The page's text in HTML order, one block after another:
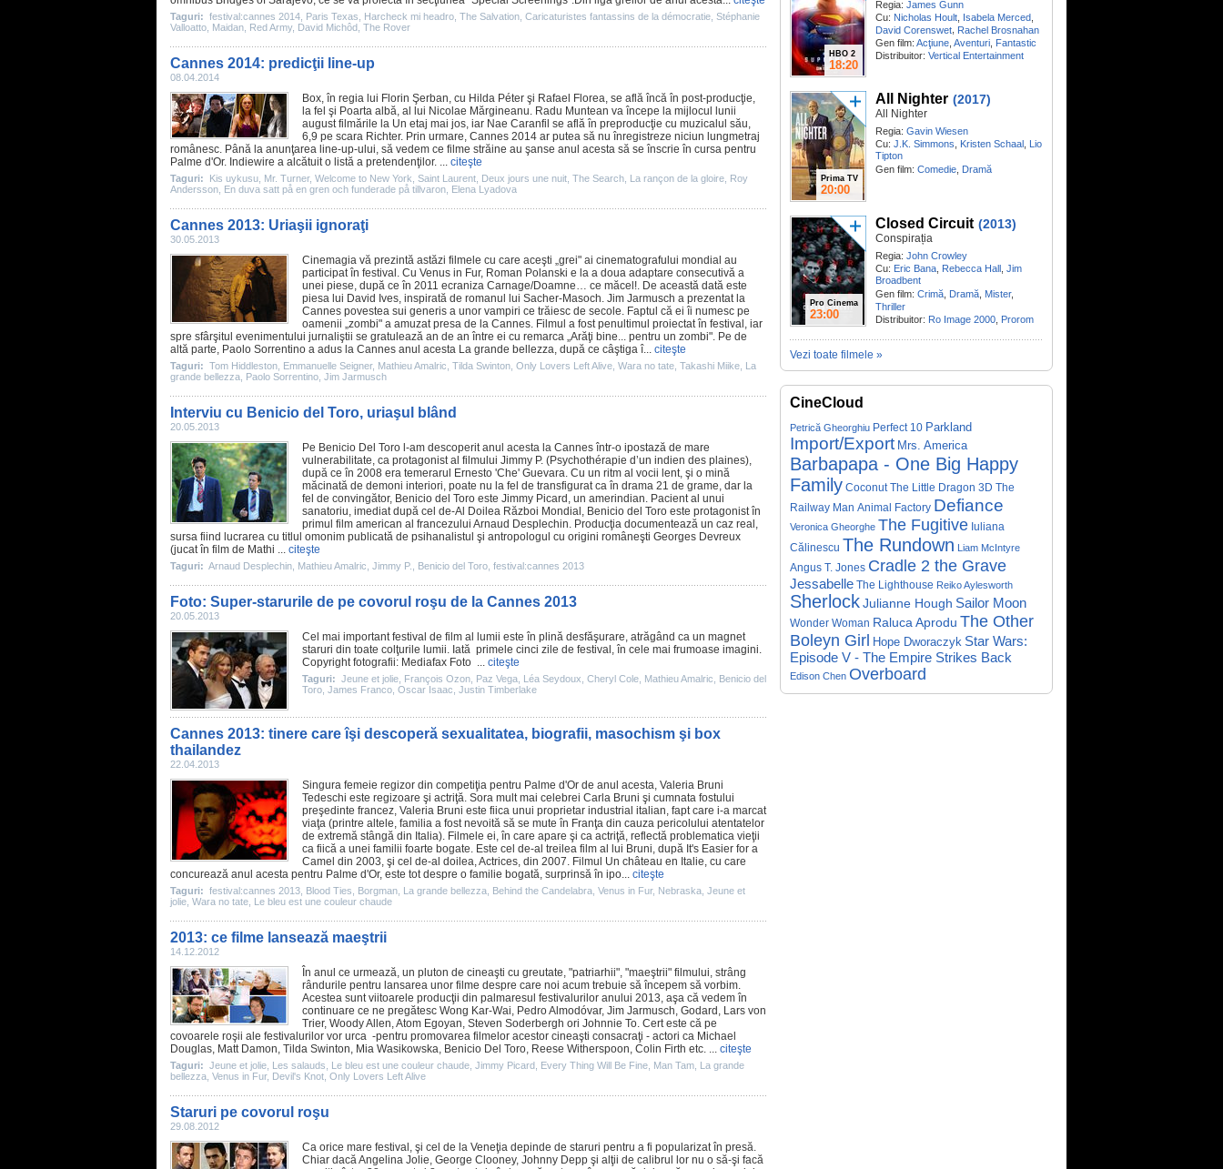
Taguri: festival:cannes 2014 Paris Texas Harcheck mi headro The Salvation Caricaturistes fantassins de la démocratie Stéphanie
Valloatto Maidan Red Army, David Michôd The Rover
Cannes 2014: predicţii line-up
08.04.2014
Box, în regia lui Florin Şerban, cu Hilda Péter şi Rafael Florea, se află încă în post-producţie,
la fel şi Poarta albă, al lui Nicolae Mărgineanu. Radu Muntean va începe la mijlocul lunii
august filmările la Un etaj mai jos, iar Nae Caranfil se află în preproducţie cu muzicalul său,
6,9 pe scara Richter. Prin urmare, Cannes 2014 ar putea să nu înregistreze niciun lungmetraj
românesc. Până la anunţarea line-up-ului, să vedem ce filme străine au şanse anul acesta să se înscrie în cursa pentru
Palme d'Or. Indiewire a alcătuit o listă a pretendenţilor. ... citeşte
Taguri: Kis uykusu Mr. Turner, Welcome to New York Saint Laurent Deux jours une nuit The Search La rançon de la gloire Roy
Andersson En duva satt på en gren och funderade på tillvaron Elena Lyadova
Cannes 2013: Uriaşii ignoraţi
30.05.2013
Cinemagia vă prezintă astăzi filmele cu care aceşti „grei" ai cinematografului mondial au
participat în festival. Cu Venus in Fur, Roman Polanski e la a doua adaptare consecutivă a
unei piese, după ce în 2011 ecraniza Carnage/Doamne… ce măcel!. De această dată este
piesa lui David Ives, inspirată de romanul lui Sacher-Masoch. Jim Jarmusch a prezentat la
Cannes povestea sui generis a unor vampiri ce trăiesc de secole. Faptul că ei îi numesc pe
oamenii „zombi" a amuzat presa de la Cannes. Filmul a fost penultimul proiectat în festival, iar
spre sfârşitul evenimentului jurnaliştii se gratulează an de an între ei cu remarca „Arăţi bine... pentru un zombi". Pe de
altă parte, Paolo Sorrentino a adus la Cannes anul acesta La grande bellezza, după ce câştiga î... citeşte
Taguri: Tom Hiddleston Emmanuelle Seigner, Mathieu Amalric Tilda Swinton Only Lovers Left Alive Wara no tate Takashi Miike La
grande bellezza Paolo Sorrentino Jim Jarmusch
Interviu cu Benicio del Toro, uriaşul blând
20.05.2013
Pe Benicio Del Toro l-am descoperit anul acesta la Cannes într-o ipostază de mare
vulnerabilitate, ca protagonist al filmului Jimmy P. (Psychothérapie d’un indien des plaines),
după ce în 2008 era temerarul Ernesto 'Che' Guevara. Cu un ritm al vocii lent, şi o mină
măcinată de demoni interiori, poate nu la fel de transfigurat ca în drama 21 de grame, dar la
fel de convingător, Benicio del Toro este Jimmy Picard , un amerindian. Pacient al unui
sanatoriu, imediat după cel de-Al Doilea Război Mondial, Benicio del Toro este protagonist în
primul film american al francezului Arnaud Desplechin. Producţia documentează un caz real,
sursa fiind lucrarea cu titlul omonim publicată de psihanalistul şi antropologul cu origini româneşti Georges Devreux
(jucat în film de Mathi ... citeşte
Taguri: Arnaud Desplechin Mathieu Amalric Jimmy P. Benicio del Toro festival:cannes 2013
Foto: Super-starurile de pe covorul roşu de la Cannes 2013
20.05.2013
Cel mai important festival de film al lumii este în plină desfăşurare, atrăgând ca un magnet
staruri din toate colţurile lumii. Iată primele cinci zile de festival, în cele mai frumoase imagini.
Copyright fotografii: Mediafax Foto ... citeşte
Taguri: Jeune et jolie François Ozon Paz Vega Léa Seydoux Cheryl Cole Mathieu Amalric
Benicio del
Toro James Franco Oscar Isaac Justin Timberlake
Cannes 2013: tinere care îşi descoperă sexualitatea, biografii, masochism şi box
thailandez
22.04.2013
Singura femeie regizor din competiţia pentru Palme d'Or de anul acesta, Valeria Bruni
Tedeschi este regizoare şi actriţă. Sora mult mai celebrei Carla Bruni şi cumnata fostului
preşedinte francez, Valeria Bruni este fiica unui proprietar industrial italian, fapt care i-a marcat
viaţa (printre altele, familia a fost nevoită să se mute în Franţa din cauza pericolului atentatelor
de extremă stângă din Italia). Filmele ei, în care apare şi ca actriţă, reflectă problematica vieţii
ca fiică a unei familii foarte bogate. Este cel de-al treilea film al lui Bruni, după It's Easier for a
Camel din 2003, şi cel de-al doilea, Actrices, din 2007. Filmul Un château en Italie, cu care
concurează anul acesta pentru Palme d'Or, este tot despre o familie bogată, surprinsă în ipo... citeşte
Taguri: festival:cannes 2013 Blood Ties Borgman La grande bellezza Behind the Candelabra Venus in Fur, Nebraska Jeune et
jolie Wara no tate Le bleu est une couleur chaude
2013: ce filme lansează maeştrii
14.12.2012
În anul ce urmează, un pluton de cineaşti cu greutate, "patriarhii", "maeştrii" filmului, strâng
rândurile pentru lansarea unor filme despre care noi acum trebuie să începem să vorbim.
Acestea sunt viitoarele producţii din palmaresul festivalurilor anului 2013, aşa că vedem în
continuare ce ne pregătesc Wong Kar-Wai, Pedro Almodóvar, Jim Jarmusch, Godard, Lars von
Trier, Woody Allen,Atom Egoyan, Steven Soderbergh ori Johnnie To. Cert este că pe
covoarele roşii ale festivalurilor vor urca -pentru promovarea filmelor acestor cineaşti consacraţi - actori ca Michael
Douglas, Matt Damon, Tilda Swinton, Mia Wasikowska, Benicio Del Toro, Reese Witherspoon, Colin Firth etc. ... citeşte
Taguri: Jeune et jolie Les salauds Le bleu est une couleur chaude Jimmy Picard Every Thing Will Be Fine Man Tam La grande
bellezza Venus in Fur, Devil's Knot Only Lovers Left Alive
Staruri pe covorul roşu
29.08.2012
Ca orice mare festival, şi cel de la Veneţia depinde de staruri pentru a fi popularizat în presă.
Chiar dacă Angelina Jolie, George Clooney, Johnny Depp şi alţii de calibrul lor nu o să-şi facă
HBO 2
18:20
Regia: James Gunn
Cu: Nicholas Hoult Isabela Merced
David Corenswet, Rachel Brosnahan
Gen film: Acţiune Aventuri Fantastic
Distribuitor: Vertical Entertainment
Prima TV
20:00
All Nighter (2017)
All Nighter
Regia: Gavin Wiesen
Cu: J.K. Simmons Kristen Schaal Lio
Tipton
Gen film: Comedie Dramă
Pro Cinema
23:00
Closed Circuit (2013)
Conspirația
Regia: John Crowley
Cu: Eric Bana Rebecca Hall Jim
Broadbent
Gen film: Crimă Dramă Mister,
Thriller
Distribuitor: Ro Image 2000 Prorom
Vezi toate filmele »
CineCloud
Petrică Gheorghiu Perfect 10 Parkland
Import/Export Mrs. America
Barbapapa - One Big Happy
Family Coconut The Little Dragon 3D The
Railway Man Animal Factory Defiance
Veronica Gheorghe The Fugitive Iuliana
Călinescu The Rundown Liam McIntyre
Angus T. Jones Cradle 2 the Grave
Jessabelle The Lighthouse Reiko Aylesworth
SherlockJulianne Hough Sailor Moon
Wonder Woman Raluca Aprodu The Other
Boleyn Girl Hope Dworaczyk Star Wars:
Episode V - The Empire Strikes Back
Edison Chen Overboard